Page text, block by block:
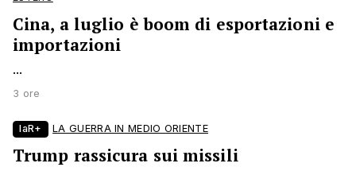
Cina, a luglio è boom di esportazioni e
importazioni
...
3 ore
laR+ LA GUERRA IN MEDIO ORIENTE
Trump rassicura sui missili